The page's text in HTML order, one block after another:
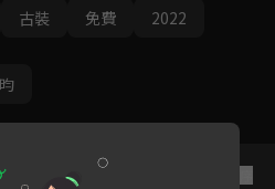
家族、仇恨、前緣、皇權…一道道
斷前行，只為一刻相守。
跨過生死，與他再次相見。
古裝 免費 2022